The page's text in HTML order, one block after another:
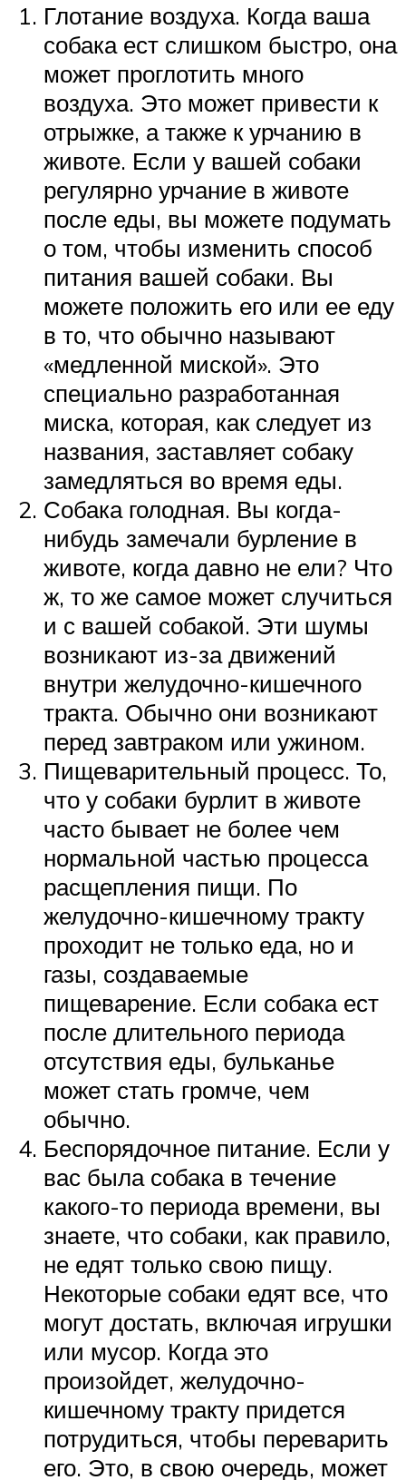
Глотание воздуха. Когда ваша
собака ест слишком быстро, она
может проглотить много
воздуха. Это может привести к
отрыжке, а также к урчанию в
животе. Если у вашей собаки
регулярно урчание в животе
после еды, вы можете подумать
о том, чтобы изменить способ
питания вашей собаки. Вы
можете положить его или ее еду
в то, что обычно называют
«медленной миской». Это
специально разработанная
миска, которая, как следует из
названия, заставляет собаку
замедляться во время еды.
Собака голодная. Вы когда-
нибудь замечали бурление в
животе, когда давно не ели? Что
ж, то же самое может случиться
и с вашей собакой. Эти шумы
возникают из-за движений
внутри желудочно-кишечного
тракта. Обычно они возникают
перед завтраком или ужином.
Пищеварительный процесс. То,
что у собаки бурлит в животе
часто бывает не более чем
нормальной частью процесса
расщепления пищи. По
желудочно-кишечному тракту
проходит не только еда, но и
газы, создаваемые
пищеварение. Если собака ест
после длительного периода
отсутствия еды, бульканье
может стать громче, чем
обычно.
Беспорядочное питание. Если у
вас была собака в течение
какого-то периода времени, вы
знаете, что собаки, как правило,
не едят только свою пищу.
Некоторые собаки едят все, что
могут достать, включая игрушки
или мусор. Когда это
произойдет, желудочно-
кишечному тракту придется
потрудиться, чтобы переварить
его. Это, в свою очередь, может